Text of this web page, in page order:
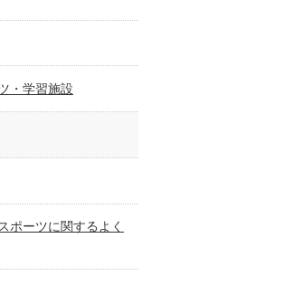
・学習施設
ポーツに関するよく